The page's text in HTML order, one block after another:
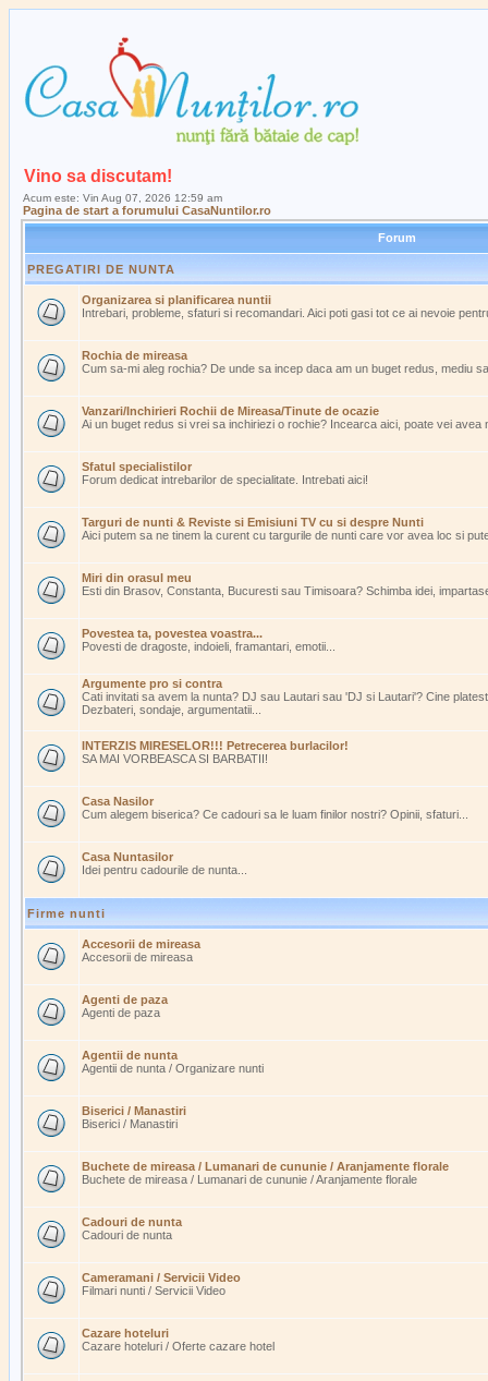
Vino sa discutam!
Acum este: Vin Aug 07, 2026 12:59 am
Pagina de start a forumului CasaNuntilor.ro
Forum
PREGATIRI DE NUNTA
Organizarea si planificarea nuntii
Intrebari, probleme, sfaturi si recomandari. Aici poti gasi tot ce ai nevoie
Rochia de mireasa
Cum sa-mi aleg rochia? De unde sa incep daca am un buget redus, mediu
Vanzari/Inchirieri Rochii de Mireasa/Tinute de ocazie
Ai un buget redus si vrei sa inchiriezi o rochie? Incearca aici, poate vei avea
Sfatul specialistilor
Forum dedicat intrebarilor de specialitate. Intrebati aici!
Targuri de nunti & Reviste si Emisiuni TV cu si despre Nunti
Aici putem sa ne tinem la curent cu targurile de nunti care vor avea loc si
Miri din orasul meu
Esti din Brasov, Constanta, Bucuresti sau Timisoara? Schimba idei,
Povestea ta, povestea voastra...
Povesti de dragoste, indoieli, framantari, emotii...
Argumente pro si contra
Cati invitati sa avem la nunta? DJ sau Lautari sau 'DJ si Lautari'? Cine
Dezbateri, sondaje, argumentatii...
INTERZIS MIRESELOR!!! Petrecerea burlacilor!
SA MAI VORBEASCA SI BARBATII!
Casa Nasilor
Cum alegem biserica? Ce cadouri sa le luam finilor nostri? Opinii, sfaturi...
Casa Nuntasilor
Idei pentru cadourile de nunta...
Firme nunti
Accesorii de mireasa
Accesorii de mireasa
Agenti de paza
Agenti de paza
Agentii de nunta
Agentii de nunta / Organizare nunti
Biserici / Manastiri
Biserici / Manastiri
Buchete de mireasa / Lumanari de cununie / Aranjamente florale
Buchete de mireasa / Lumanari de cununie / Aranjamente florale
Cadouri de nunta
Cadouri de nunta
Cameramani / Servicii Video
Filmari nunti / Servicii Video
Cazare hoteluri
Cazare hoteluri / Oferte cazare hotel